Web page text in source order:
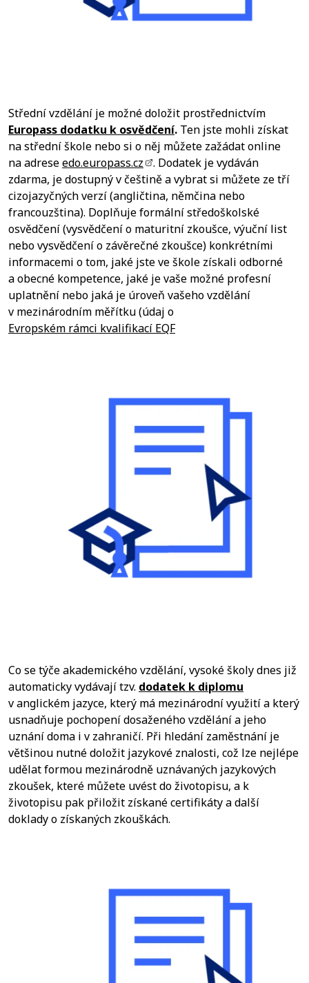
Střední vzdělání je možné doložit prostřednictvím
Europass dodatku k osvědčení. Ten jste mohli získat
na střední škole nebo si o něj můžete zažádat online
na adreseedo.europass.cz
. Dodatek je vydáván
zdarma, je dostupný v češtině a vybrat si můžete ze tří
cizojazyčných verzí (angličtina, němčina nebo
francouzština). Doplňuje formální středoškolské
osvědčení (vysvědčení o maturitní zkoušce, výuční list
nebo vysvědčení o závěrečné zkoušce) konkrétními
informacemi o tom, jaké jste ve škole získali odborné
a obecné kompetence, jaké je vaše možné profesní
uplatnění nebo jaká je úroveň vašeho vzdělání
v mezinárodním měřítku (údaj o
Evropském rámci kvalifikací EQF
Co se týče akademického vzdělání, vysoké školy dnes již
automaticky vydávají tzv. dodatek k diplomu
v anglickém jazyce, který má mezinárodní využití a který
usnadňuje pochopení dosaženého vzdělání a jeho
uznání doma i v zahraničí. Při hledání zaměstnání je
většinou nutné doložit jazykové znalosti, což lze nejlépe
udělat formou mezinárodně uznávaných jazykových
zkoušek, které můžete uvést do životopisu, a k
životopisu pak přiložit získané certifikáty a další
doklady o získaných zkouškách.